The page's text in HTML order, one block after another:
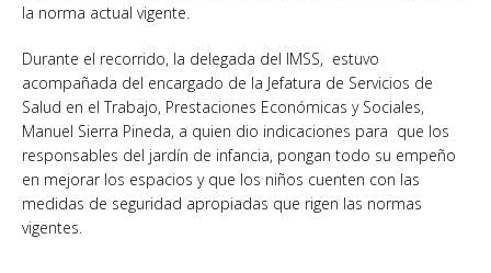
la norma actual vigente.
Durante el recorrido, la delegada del IMSS, estuvo
acompañada del encargado de la Jefatura de Servicios de
Salud en el Trabajo, Prestaciones Económicas y Sociales,
Manuel Sierra Pineda, a quien dio indicaciones para que los
responsables del jardín de infancia, pongan todo su empeño
en mejorar los espacios y que los niños cuenten con las
medidas de seguridad apropiadas que rigen las normas
vigentes.